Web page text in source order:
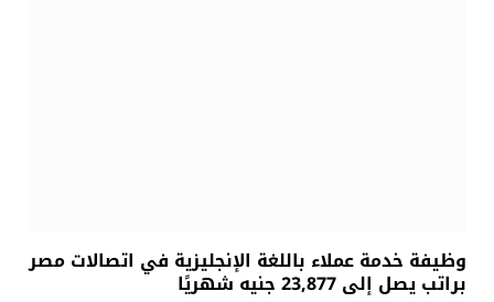
وظيفة خدمة عملاء باللغة الإنجليزية في اتصالات مصر
براتب يصل إلى 23,877 جنيه شهريًا